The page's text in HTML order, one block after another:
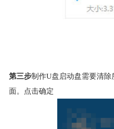
第三步制作U盘启动盘需要清
面。点击确定